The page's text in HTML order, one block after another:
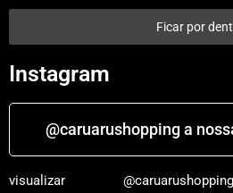
Ficar por
Instagram
@caruarushopping a
visualizar @caruarushopping